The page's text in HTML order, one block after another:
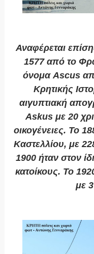
Αναφέρεται
1577 από το
όνομα Ascus
Κρητικής
αιγυπτιακή
Askus με 20
οικογένειες. Το
Καστελλίου, με
1900 ήταν στον
κατοίκους. Το
με